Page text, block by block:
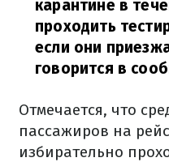
карантине в
проходить
если они
говорится в
Отмечается, что
пассажиров на
избирательно